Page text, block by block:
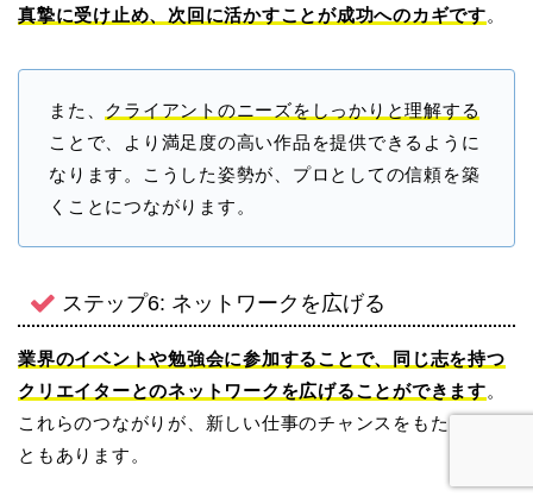
真摯に受け止め、次回に活かすことが成功へのカギです。
また、
クライアントのニーズをしっかりと理解する
ことで、より満足度の高い作品を提供できるように
なります。こうした姿勢が、プロとしての信頼を築
くことにつながります。
ステップ6: ネットワークを広げる
業界のイベントや勉強会に参加することで、同じ志を持つ
クリエイターとのネットワークを広げることができます。
これらのつながりが、新しい仕事のチャンスをもたらすこ
ともあります。